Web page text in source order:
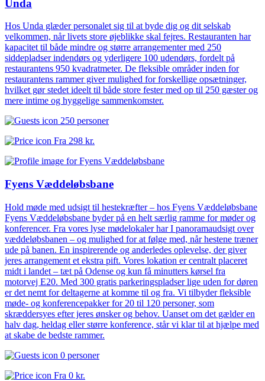
Unda
Hos Unda glæder personalet sig til at byde dig og dit selskab
velkommen, når livets store øjeblikke skal fejres. Restauranten har
kapacitet til både mindre og større arrangementer med 250
siddepladser indendørs og yderligere 100 udendørs, fordelt på
restaurantens 950 kvadratmeter. De fleksible områder inden for
restaurantens rammer giver mulighed for forskellige opsætninger,
hvilket gør stedet ideelt til både store fester med op til 250 gæster og
mere intime og hyggelige sammenkomster.
250 personer
Fra 298 kr.
Fyens Væddeløbsbane
Hold møde med udsigt til hestekræfter – hos Fyens Væddeløbsbane
Fyens Væddeløbsbane byder på en helt særlig ramme for møder og
konferencer. Fra vores lyse mødelokaler har I panoramaudsigt over
væddeløbsbanen – og mulighed for at følge med, når hestene træner
ude på banen. En inspirerende og anderledes oplevelse, der giver
jeres arrangement et ekstra pift. Vores lokation er centralt placeret
midt i landet – tæt på Odense og kun få minutters kørsel fra
motorvej E20. Med 300 gratis parkeringspladser lige uden for døren
er det nemt for deltagerne at komme til og fra. Vi tilbyder fleksible
møde- og konferencepakker for 20 til 120 personer, som
skræddersyes efter jeres ønsker og behov. Uanset om det gælder en
halv dag, heldag eller større konference, står vi klar til at hjælpe med
at skabe de bedste rammer.
0 personer
Fra 0 kr.